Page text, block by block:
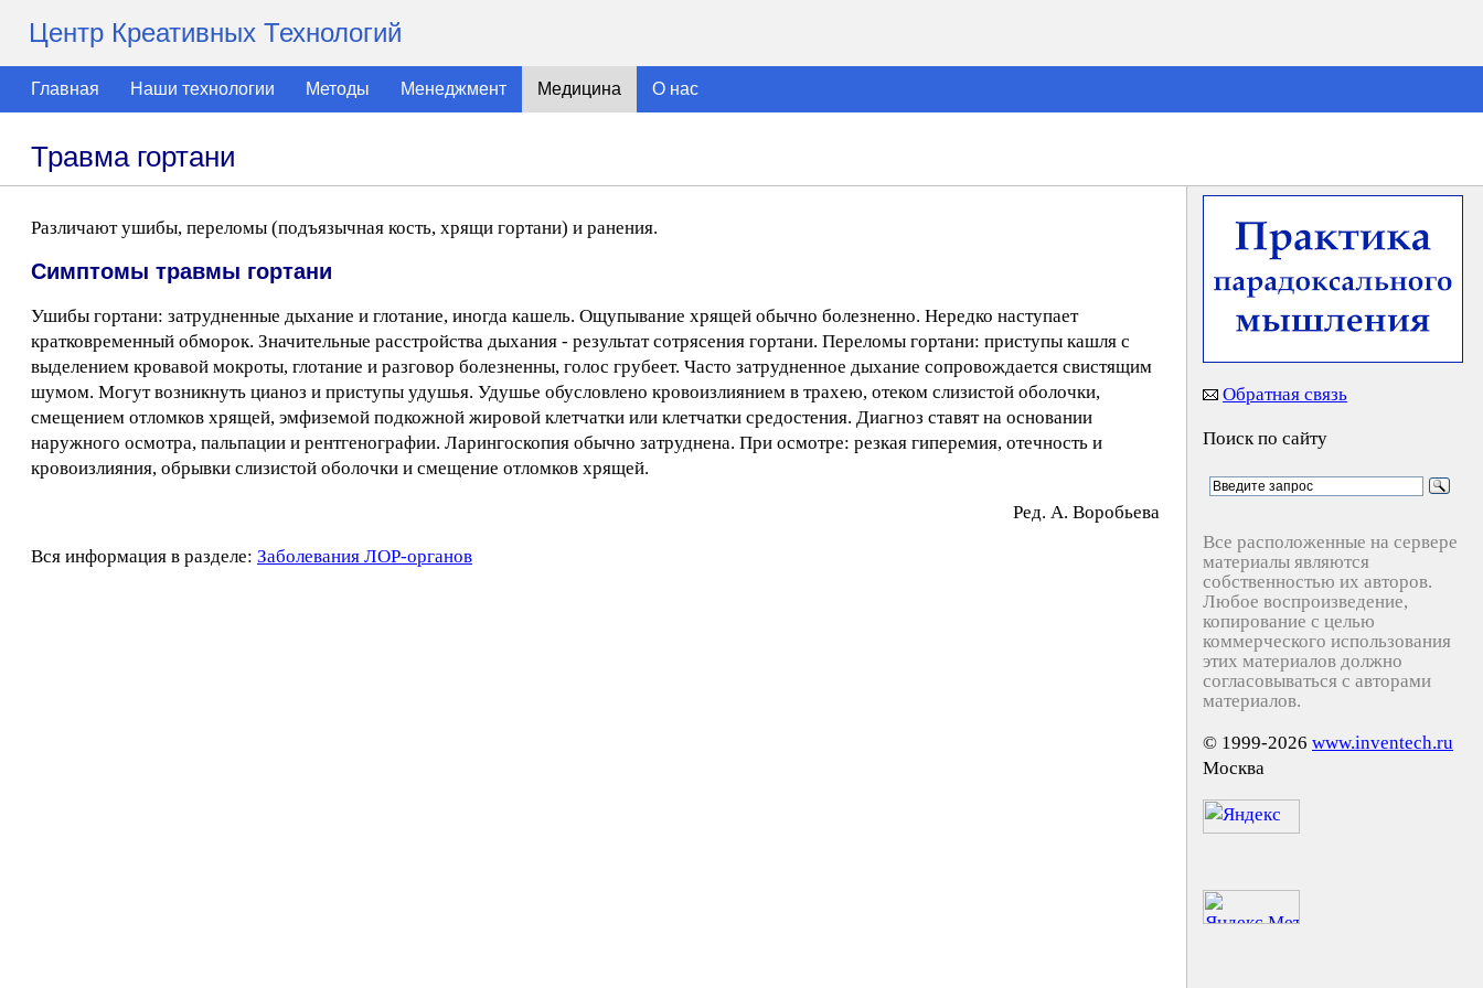
Центр Креативных Технологий
Главная Наши технологии Методы Менеджмент Медицина О нас
Травма гортани
Различают ушибы, переломы (подъязычная кость, хрящи гортани) и ранения.
Симптомы травмы гортани
Ушибы гортани: затрудненные дыхание и глотание, иногда кашель. Ощупывание хрящей обычно болезненно. Нередко наступает
кратковременный обморок. Значительные расстройства дыхания - результат сотрясения гортани. Переломы гортани: приступы кашля с
выделением кровавой мокроты, глотание и разговор болезненны, голос грубеет. Часто затрудненное дыхание сопровождается свистящим
шумом. Могут возникнуть цианоз и приступы удушья. Удушье обусловлено кровоизлиянием в трахею, отеком слизистой оболочки,
смещением отломков хрящей, эмфиземой подкожной жировой клетчатки или клетчатки средостения. Диагноз ставят на основании
наружного осмотра, пальпации и рентгенографии. Ларингоскопия обычно затруднена. При осмотре: резкая гиперемия, отечность и
кровоизлияния, обрывки слизистой оболочки и смещение отломков хрящей.
Peд. A. Bopoбьeвa
Вся информация в разделе: Заболевания ЛОР-органов
Обратная связь
Поиск по сайту
Все расположенные на сервере
материалы являются
собственностью их авторов.
Любое воспроизведение,
копирование с целью
коммерческого использования
этих материалов должно
согласовываться с авторами
материалов.
© 1999-2026 www.inventech.ru
Москва